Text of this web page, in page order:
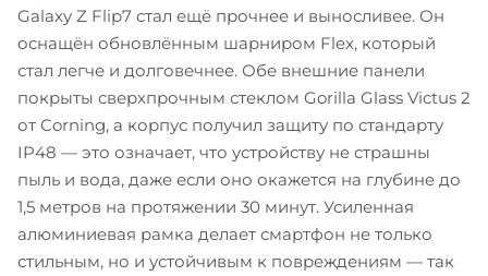
Galaxy Z Flip7 стал ещё прочнее и выносливее. Он
оснащён обновлённым шарниром Flex, который
стал легче и долговечнее. Обе внешние панели
покрыты сверхпрочным стеклом Gorilla Glass Victus 2
от Corning, а корпус получил защиту по стандарту
IP48 — это означает, что устройству не страшны
пыль и вода, даже если оно окажется на глубине до
1,5 метров на протяжении 30 минут. Усиленная
алюминиевая рамка делает смартфон не только
стильным, но и устойчивым к повреждениям — так